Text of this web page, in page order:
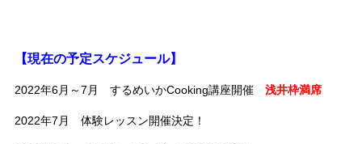
【現在の予定スケジュール】
2022年6月～7月 するめいかCooking講座開催浅井枠満席
2022年7月 体験レッスン開催決定！